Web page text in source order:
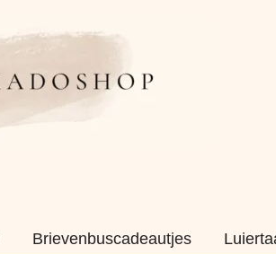
Brievenbuscadeautjes